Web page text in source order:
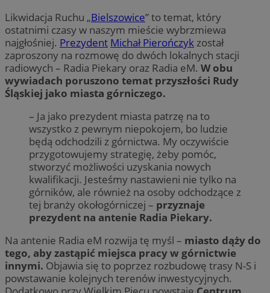
Likwidacja Ruchu „Bielszowice” to temat, który
ostatnimi czasy w naszym mieście wybrzmiewa
najgłośniej. Prezydent Michał Pierończykzostał
zaproszony na rozmowę do dwóch lokalnych stacji
radiowych – Radia Piekary oraz Radia eM. W obu
wywiadach poruszono temat przyszłości Rudy
Śląskiej jako miasta górniczego.
– Ja jako prezydent miasta patrzę na to
wszystko z pewnym niepokojem, bo ludzie
będą odchodzili z górnictwa. My oczywiście
przygotowujemy strategię, żeby pomóc,
stworzyć możliwości uzyskania nowych
kwalifikacji. Jesteśmy nastawieni nie tylko na
górników, ale również na osoby odchodzące z
tej branży okołogórniczej – przyznaje
prezydent na antenie Radia Piekary.
Na antenie Radia eM rozwija tę myśl – miasto dąży do
tego, aby zastąpić miejsca pracy w górnictwie
innymi. Objawia się to poprzez rozbudowę trasy N-S i
powstawanie kolejnych terenów inwestycyjnych.